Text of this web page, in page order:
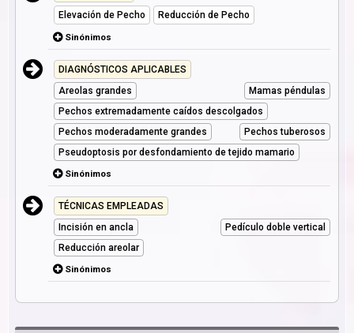
Elevación de Pecho
Reducción de Pecho
Sinónimos
DIAGNÓSTICOS APLICABLES
Areolas grandes
Mamas péndulas
Pechos extremadamente caídos descolgados
Pechos moderadamente grandes
Pechos tuberosos
Pseudoptosis por desfondamiento de tejido mamario
Sinónimos
TÉCNICAS EMPLEADAS
Incisión en ancla
Pedículo doble vertical
Reducción areolar
Sinónimos